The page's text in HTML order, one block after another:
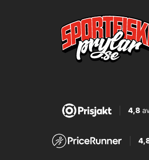
4,8